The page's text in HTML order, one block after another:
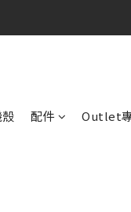
配件 Outlet